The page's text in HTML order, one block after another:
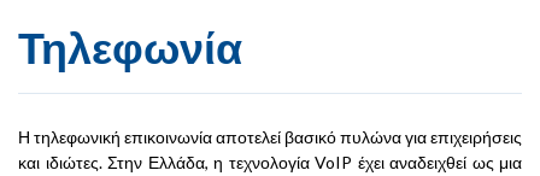
Τηλεφωνία
Η τηλεφωνική επικοινωνία αποτελεί βασικό πυλώνα για επιχειρήσεις
και ιδιώτες. Στην Ελλάδα, η τεχνολογία VoIP έχει αναδειχθεί ως μια